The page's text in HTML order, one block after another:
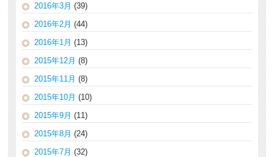
2016年3月 (39)
2016年2月 (44)
2016年1月 (13)
2015年12月 (8)
2015年11月 (8)
2015年10月 (10)
2015年9月 (11)
2015年8月 (24)
2015年7月 (32)